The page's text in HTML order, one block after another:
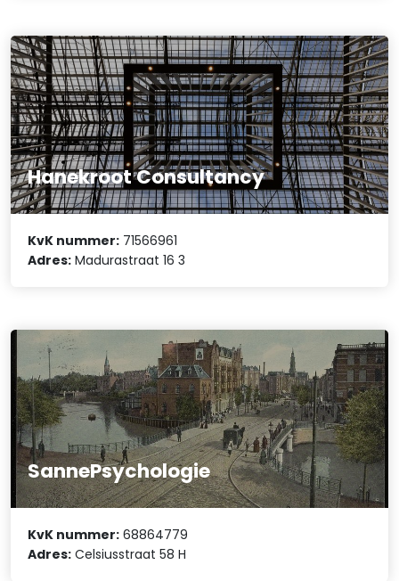
Hanekroot Consultancy
KvK nummer: 71566961
Adres: Madurastraat 16 3
SannePsychologie
KvK nummer: 68864779
Adres: Celsiusstraat 58 H